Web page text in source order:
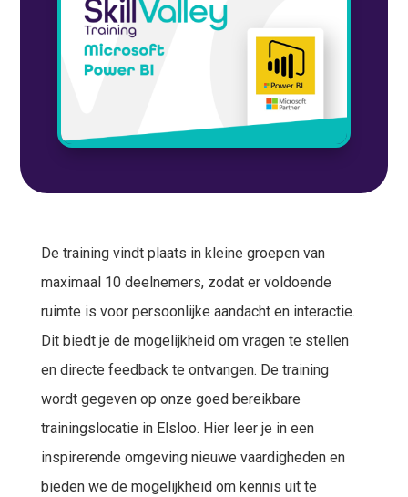
De training vindt plaats in kleine groepen van
maximaal 10 deelnemers, zodat er voldoende
ruimte is voor persoonlijke aandacht en interactie.
Dit biedt je de mogelijkheid om vragen te stellen
en directe feedback te ontvangen. De training
wordt gegeven op onze goed bereikbare
trainingslocatie in Elsloo. Hier leer je in een
inspirerende omgeving nieuwe vaardigheden en
bieden we de mogelijkheid om kennis uit te